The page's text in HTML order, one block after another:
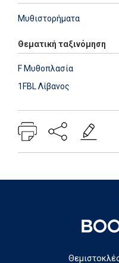
Μυθιστορήματα
Θεματική ταξινόμηση
F Μυθοπλασία
1FBL Λίβανος